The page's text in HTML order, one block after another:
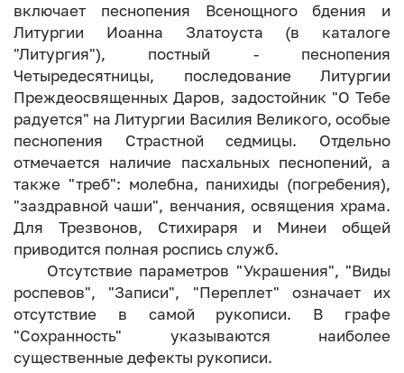
включает песнопения Всенощного бдения и
Литургии Иоанна Златоуста (в каталоге
"Литургия"), постный - песнопения
Четыредесятницы, последование Литургии
Преждеосвященных Даров, задостойник "О Тебе
радуется" на Литургии Василия Великого, особые
песнопения Страстной седмицы. Отдельно
отмечается наличие пасхальных песнопений, а
также "треб": молебна, панихиды (погребения),
"заздравной чаши", венчания, освящения храма.
Для Трезвонов, Стихираря и Минеи общей
приводится полная роспись служб.
Отсутствие параметров "Украшения", "Виды
роспевов", "Записи", "Переплет" означает их
отсутствие в самой рукописи. В графе
"Сохранность" указываются наиболее
существенные дефекты рукописи.